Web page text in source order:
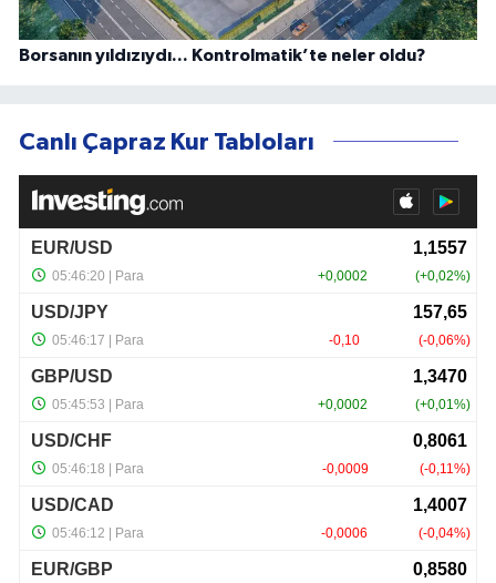
Borsanın yıldızıydı... Kontrolmatik’te neler oldu?
Canlı Çapraz Kur Tabloları